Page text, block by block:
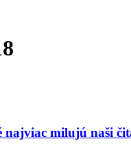
milujú naši